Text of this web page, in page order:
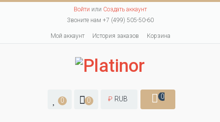
Войти или Создать аккаунт
Звоните нам +7 (499) 505-50-60
Мой аккаунт История заказов Корзина
0 0 ₽ RUB 0